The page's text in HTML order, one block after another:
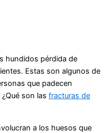
hundidos pérdida de
Estas son algunos de
que padecen
son las fracturas de
a los huesos que